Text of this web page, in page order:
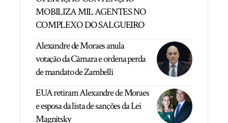
MOBILIZA MIL AGENTES NO
COMPLEXO DO SALGUEIRO
Alexandre de Moraes anula
votação da Câmara e ordena perda
de mandato de Zambelli
EUA retiram Alexandre de Moraes
e esposa da lista de sanções da Lei
Magnitsky